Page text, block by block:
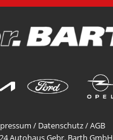
/ Datenschutz/AGB
Autohaus Gebr. Barth GmbH